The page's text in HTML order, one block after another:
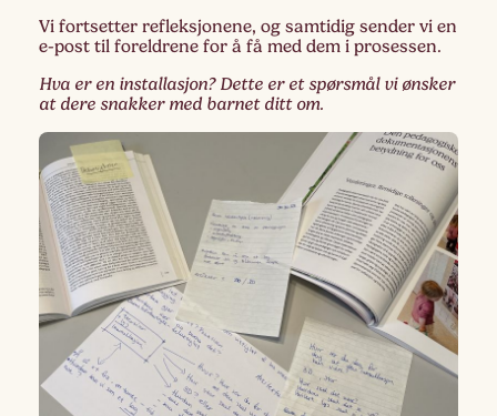
Vi fortsetter refleksjonene, og samtidig sender vi en
e-post til foreldrene for å få med dem i prosessen.
Hva er en installasjon? Dette er et spørsmål vi ønsker
at dere snakker med barnet ditt om.